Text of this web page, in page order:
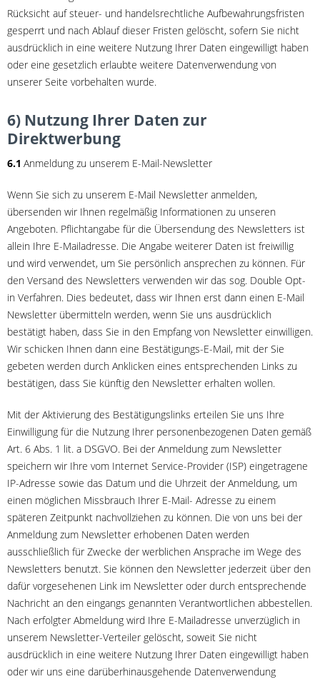
Rücksicht auf steuer- und handelsrechtliche Aufbewahrungsfristen
gesperrt und nach Ablauf dieser Fristen gelöscht, sofern Sie nicht
ausdrücklich in eine weitere Nutzung Ihrer Daten eingewilligt haben
oder eine gesetzlich erlaubte weitere Datenverwendung von
unserer Seite vorbehalten wurde.
6) Nutzung Ihrer Daten zur
Direktwerbung
6.1 Anmeldung zu unserem E-Mail-Newsletter
Wenn Sie sich zu unserem E-Mail Newsletter anmelden,
übersenden wir Ihnen regelmäßig Informationen zu unseren
Angeboten. Pflichtangabe für die Übersendung des Newsletters ist
allein Ihre E-Mailadresse. Die Angabe weiterer Daten ist freiwillig
und wird verwendet, um Sie persönlich ansprechen zu können. Für
den Versand des Newsletters verwenden wir das sog. Double Opt-
in Verfahren. Dies bedeutet, dass wir Ihnen erst dann einen E-Mail
Newsletter übermitteln werden, wenn Sie uns ausdrücklich
bestätigt haben, dass Sie in den Empfang von Newsletter einwilligen.
Wir schicken Ihnen dann eine Bestätigungs-E-Mail, mit der Sie
gebeten werden durch Anklicken eines entsprechenden Links zu
bestätigen, dass Sie künftig den Newsletter erhalten wollen.
Mit der Aktivierung des Bestätigungslinks erteilen Sie uns Ihre
Einwilligung für die Nutzung Ihrer personenbezogenen Daten gemäß
Art. 6 Abs. 1 lit. a DSGVO. Bei der Anmeldung zum Newsletter
speichern wir Ihre vom Internet Service-Provider (ISP) eingetragene
IP-Adresse sowie das Datum und die Uhrzeit der Anmeldung, um
einen möglichen Missbrauch Ihrer E-Mail- Adresse zu einem
späteren Zeitpunkt nachvollziehen zu können. Die von uns bei der
Anmeldung zum Newsletter erhobenen Daten werden
ausschließlich für Zwecke der werblichen Ansprache im Wege des
Newsletters benutzt. Sie können den Newsletter jederzeit über den
dafür vorgesehenen Link im Newsletter oder durch entsprechende
Nachricht an den eingangs genannten Verantwortlichen abbestellen.
Nach erfolgter Abmeldung wird Ihre E-Mailadresse unverzüglich in
unserem Newsletter-Verteiler gelöscht, soweit Sie nicht
ausdrücklich in eine weitere Nutzung Ihrer Daten eingewilligt haben
oder wir uns eine darüberhinausgehende Datenverwendung